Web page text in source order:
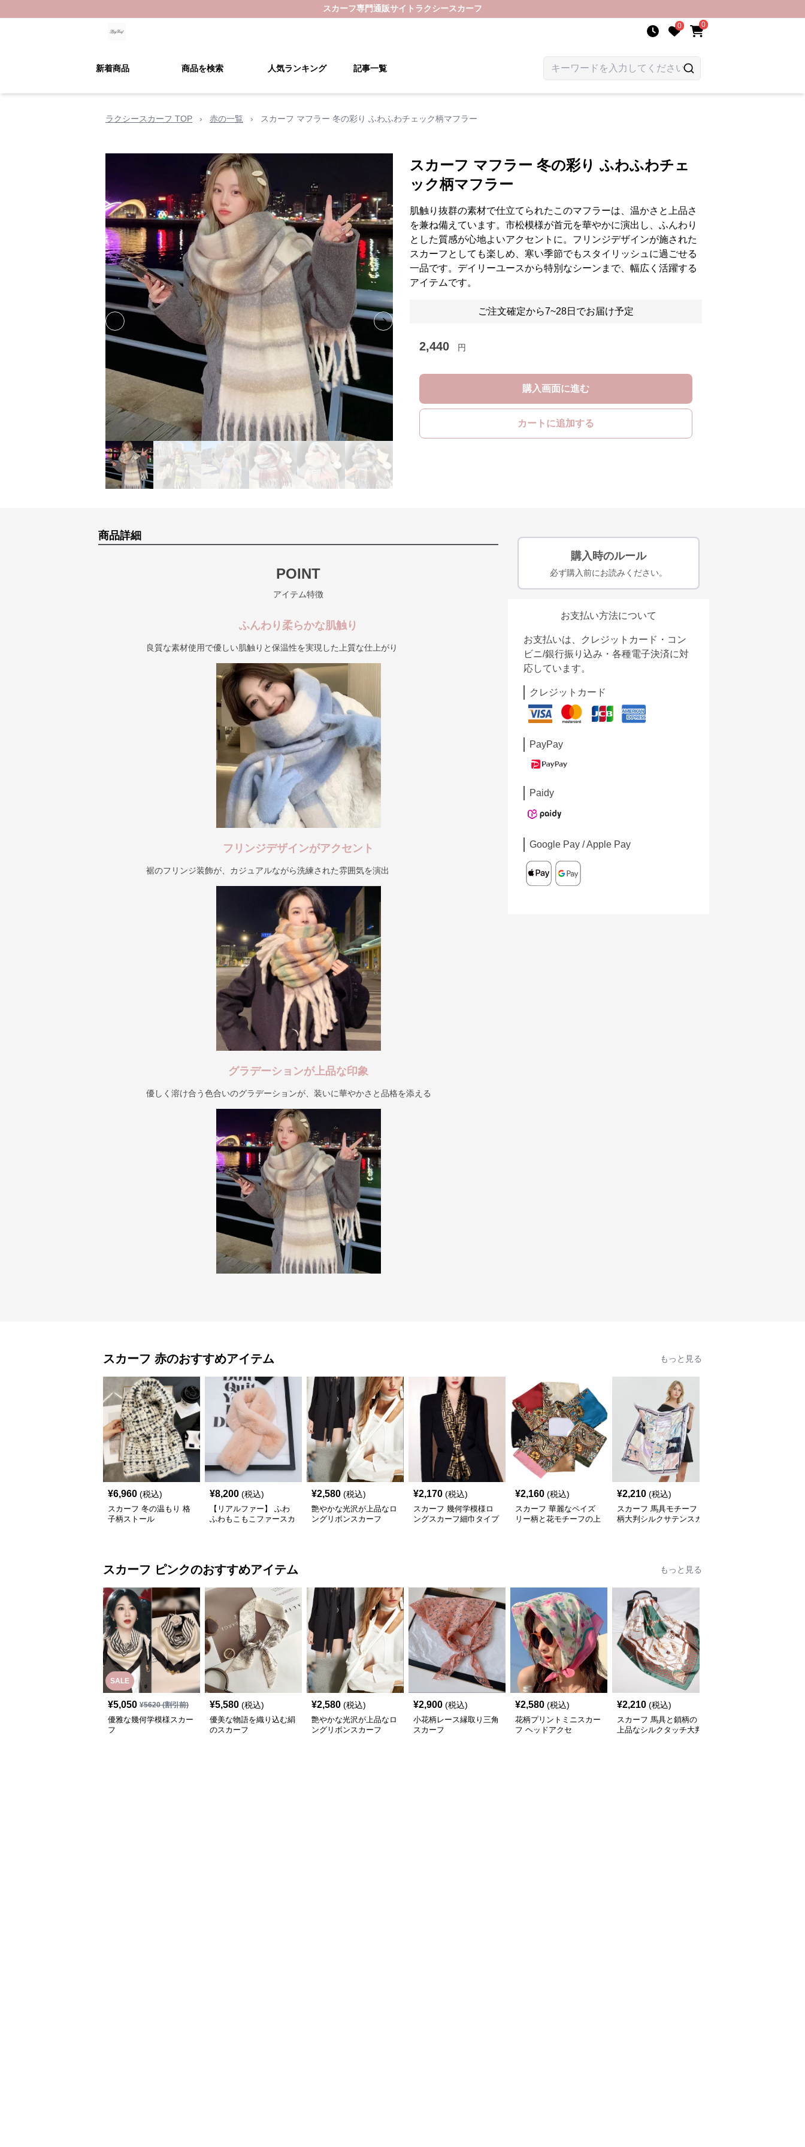
スカーフ専門通販サイト ラクシースカーフ
0 0
新着商品 商品を検索 人気ランキング 記事一覧
ラクシースカーフ TOP › 赤の一覧 › スカーフ マフラー 冬の彩り ふわふわチェック柄マフラー
Previous slide Next slide
スカーフ マフラー 冬の彩り ふわふわチェ
ック柄マフラー
肌触り抜群の素材で仕立てられたこのマフラーは、温かさと上品さ
を兼ね備えています。市松模様が首元を華やかに演出し、ふんわり
とした質感が心地よいアクセントに。フリンジデザインが施された
スカーフとしても楽しめ、寒い季節でもスタイリッシュに過ごせる
一品です。デイリーユースから特別なシーンまで、幅広く活躍する
アイテムです。
ご注文確定から7~28日でお届け予定
2,440 円
購入画面に進む
カートに追加する
商品詳細
POINT
アイテム特徴
ふんわり柔らかな肌触り
良質な素材使用で優しい肌触りと保温性を実現した上質な仕上がり
フリンジデザインがアクセント
裾のフリンジ装飾が、カジュアルながら洗練された雰囲気を演出
グラデーションが上品な印象
優しく溶け合う色合いのグラデーションが、装いに華やかさと品格を添える
購入時のルール
必ず購入前にお読みください。
お支払い方法について
お支払いは、クレジットカード・コン
ビニ/銀行振り込み・各種電子決済に対
応しています。
クレジットカード
PayPay
Paidy
Google Pay / Apple Pay
スカーフ 赤のおすすめアイテム もっと見る
¥6,960 (税込)
スカーフ 冬の温もり 格
子柄ストール
¥8,200 (税込)
【リアルファー】 ふわ
ふわもこもこファースカ
¥2,580 (税込)
艶やかな光沢が上品なロ
ングリボンスカーフ
¥2,170 (税込)
スカーフ 幾何学模様ロ
ングスカーフ細巾タイプ
¥2,160 (税込)
スカーフ 華麗なペイズ
リー柄と花モチーフの上
¥2,210 (税込)
スカーフ 馬具モチーフ
柄大判シルクサテンスカ
スカーフ ピンクのおすすめアイテム もっと見る
SALE
¥5,050 ¥5620(割引前)
優雅な幾何学模様スカー
フ
¥5,580 (税込)
優美な物語を織り込む絹
のスカーフ
¥2,580 (税込)
艶やかな光沢が上品なロ
ングリボンスカーフ
¥2,900 (税込)
小花柄レース縁取り三角
スカーフ
¥2,580 (税込)
花柄プリントミニスカー
フ ヘッドアクセ
¥2,210 (税込)
スカーフ 馬具と鎖柄の
上品なシルクタッチ大判